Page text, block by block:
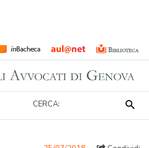
CERCA: